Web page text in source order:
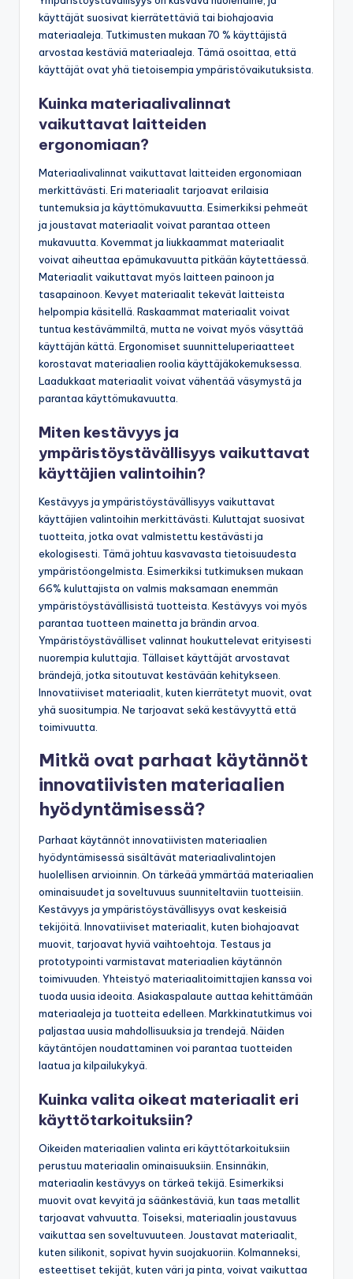
Ympäristöystävällisyys on kasvava huolenaihe, ja
käyttäjät suosivat kierrätettäviä tai biohajoavia
materiaaleja. Tutkimusten mukaan 70 % käyttäjistä
arvostaa kestäviä materiaaleja. Tämä osoittaa, että
Kuinka materiaalivalinnat
vaikuttavat laitteiden
ergonomiaan?
Materiaalivalinnat vaikuttavat laitteiden ergonomiaan
merkittävästi. Eri materiaalit tarjoavat erilaisia
tuntemuksia ja käyttömukavuutta. Esimerkiksi pehmeät
ja joustavat materiaalit voivat parantaa otteen
mukavuutta. Kovemmat ja liukkaammat materiaalit
voivat aiheuttaa epämukavuutta pitkään käytettäessä.
Materiaalit vaikuttavat myös laitteen painoon ja
tasapainoon. Kevyet materiaalit tekevät laitteista
helpompia käsitellä. Raskaammat materiaalit voivat
tuntua kestävämmiltä, mutta ne voivat myös väsyttää
käyttäjän kättä. Ergonomiset suunnitteluperiaatteet
korostavat materiaalien roolia käyttäjäkokemuksessa.
Laadukkaat materiaalit voivat vähentää väsymystä ja
Miten kestävyys ja
ympäristöystävällisyys vaikuttavat
käyttäjien valintoihin?
Kestävyys ja ympäristöystävällisyys vaikuttavat
käyttäjien valintoihin merkittävästi. Kuluttajat suosivat
tuotteita, jotka ovat valmistettu kestävästi ja
ekologisesti. Tämä johtuu kasvavasta tietoisuudesta
ympäristöongelmista. Esimerkiksi tutkimuksen mukaan
66% kuluttajista on valmis maksamaan enemmän
ympäristöystävällisistä tuotteista. Kestävyys voi myös
parantaa tuotteen mainetta ja brändin arvoa.
Ympäristöystävälliset valinnat houkuttelevat erityisesti
nuorempia kuluttajia. Tällaiset käyttäjät arvostavat
brändejä, jotka sitoutuvat kestävään kehitykseen.
Innovatiiviset materiaalit, kuten kierrätetyt muovit, ovat
yhä suositumpia. Ne tarjoavat sekä kestävyyttä että
Mitkä ovat parhaat käytännöt
innovatiivisten materiaalien
Parhaat käytännöt innovatiivisten materiaalien
hyödyntämisessä sisältävät materiaalivalintojen
huolellisen arvioinnin. On tärkeää ymmärtää materiaalien
ominaisuudet ja soveltuvuus suunniteltaviin tuotteisiin.
Kestävyys ja ympäristöystävällisyys ovat keskeisiä
tekijöitä. Innovatiiviset materiaalit, kuten biohajoavat
muovit, tarjoavat hyviä vaihtoehtoja. Testaus ja
prototypointi varmistavat materiaalien käytännön
toimivuuden. Yhteistyö materiaalitoimittajien kanssa voi
tuoda uusia ideoita. Asiakaspalaute auttaa kehittämään
materiaaleja ja tuotteita edelleen. Markkinatutkimus voi
paljastaa uusia mahdollisuuksia ja trendejä. Näiden
käytäntöjen noudattaminen voi parantaa tuotteiden
Kuinka valita oikeat materiaalit eri
käyttötarkoituksiin?
Oikeiden materiaalien valinta eri käyttötarkoituksiin
perustuu materiaalin ominaisuuksiin. Ensinnäkin,
materiaalin kestävyys on tärkeä tekijä. Esimerkiksi
muovit ovat kevyitä ja säänkestäviä, kun taas metallit
tarjoavat vahvuutta. Toiseksi, materiaalin joustavuus
vaikuttaa sen soveltuvuuteen. Joustavat materiaalit,
kuten silikonit, sopivat hyvin suojakuoriin. Kolmanneksi,